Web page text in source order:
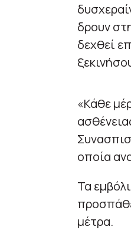
δρουν
δεχθεί
«Κάθε
οποία
Τα
μέτρα.